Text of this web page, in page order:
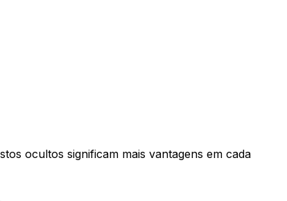
ocultos significam mais vantagens em cada